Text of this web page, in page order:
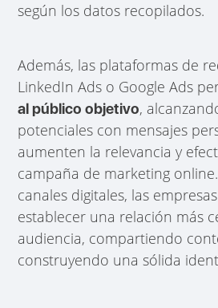
según los datos recopilados.
Además, las plataformas de
LinkedIn Ads o Google Ads
al público objetivo,
potenciales con mensajes
aumenten la relevancia y
campaña de marketing
canales digitales, las
establecer una relación más
audiencia, compartiendo
construyendo una sólida